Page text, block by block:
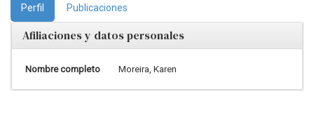
Perfil Publicaciones
Afiliaciones y datos personales
Nombre completo Moreira, Karen